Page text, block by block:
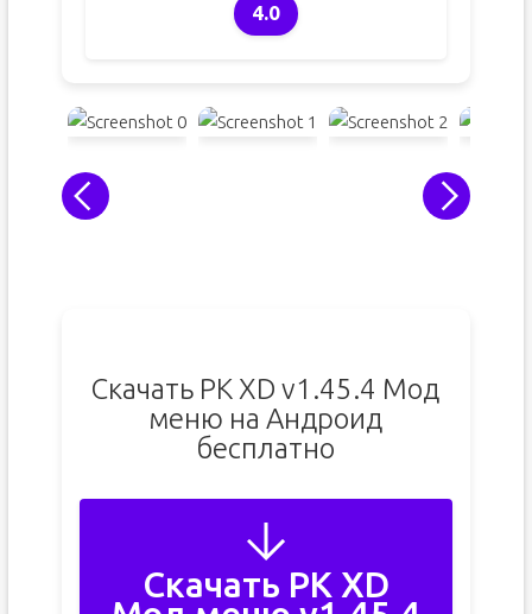
4.0
Скачать PK XD v1.45.4 Мод
меню на Андроид
бесплатно
Скачать PK XD